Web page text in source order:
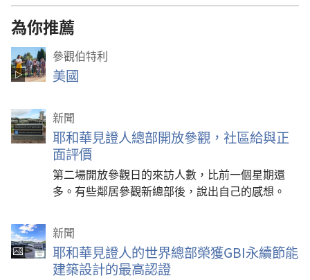
為你推薦
參觀伯特利
美國
新聞
耶和華見證人總部開放參觀，社區給與正
面評價
第二場開放參觀日的來訪人數，比前一個星期還
多。有些鄰居參觀新總部後，說出自己的感想。
新聞
耶和華見證人的世界總部榮獲GBI永續節能
建築設計的最高認證